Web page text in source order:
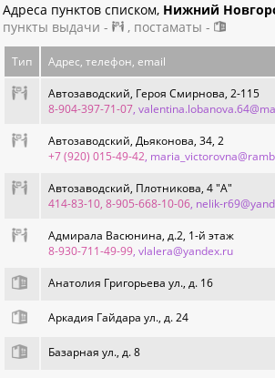
Адреса пунктов списком, Нижний
пункты выдачи -
, постаматы -
Тип Адрес, телефон, email
Автозаводский, Героя Смирнова, 2-115
8-904-397-71-07,
Автозаводский, Дьяконова, 34, 2
+7 (920) 015-49-42,
Автозаводский, Плотникова, 4 "А"
414-83-10, 8-905-668-10-06, nelik-
Адмирала Васюнина, д.2, 1-й этаж
8-930-711-49-99, vlalera@yandex.ru
Анатолия Григорьева ул., д. 16
Аркадия Гайдара ул., д. 24
Базарная ул., д. 8